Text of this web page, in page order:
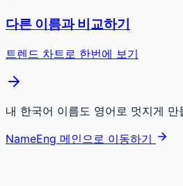
다른 이름과 비교하기
트렌드 차트로 한번에 보기
내 한국어 이름도 영어로 멋지게 만
NameEng 메인으로 이동하기